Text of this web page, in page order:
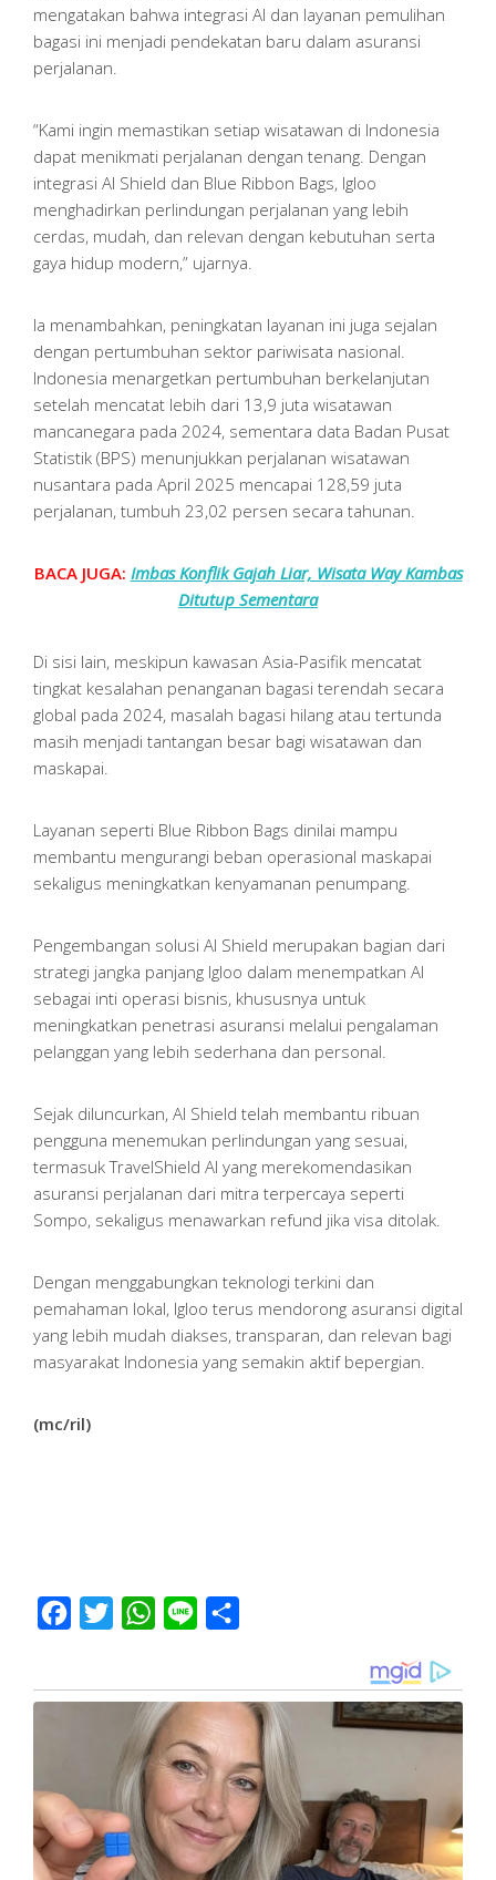
mengatakan bahwa integrasi AI dan layanan pemulihan
bagasi ini menjadi pendekatan baru dalam asuransi
perjalanan.
“Kami ingin memastikan setiap wisatawan di Indonesia
dapat menikmati perjalanan dengan tenang. Dengan
integrasi AI Shield dan Blue Ribbon Bags, Igloo
menghadirkan perlindungan perjalanan yang lebih
cerdas, mudah, dan relevan dengan kebutuhan serta
gaya hidup modern,” ujarnya.
Ia menambahkan, peningkatan layanan ini juga sejalan
dengan pertumbuhan sektor pariwisata nasional.
Indonesia menargetkan pertumbuhan berkelanjutan
setelah mencatat lebih dari 13,9 juta wisatawan
mancanegara pada 2024, sementara data Badan Pusat
Statistik (BPS) menunjukkan perjalanan wisatawan
nusantara pada April 2025 mencapai 128,59 juta
perjalanan, tumbuh 23,02 persen secara tahunan.
BACA JUGA: Imbas Konflik Gajah Liar, Wisata Way Kambas
Ditutup Sementara
Di sisi lain, meskipun kawasan Asia-Pasifik mencatat
tingkat kesalahan penanganan bagasi terendah secara
global pada 2024, masalah bagasi hilang atau tertunda
masih menjadi tantangan besar bagi wisatawan dan
maskapai.
Layanan seperti Blue Ribbon Bags dinilai mampu
membantu mengurangi beban operasional maskapai
sekaligus meningkatkan kenyamanan penumpang.
Pengembangan solusi AI Shield merupakan bagian dari
strategi jangka panjang Igloo dalam menempatkan AI
sebagai inti operasi bisnis, khususnya untuk
meningkatkan penetrasi asuransi melalui pengalaman
pelanggan yang lebih sederhana dan personal.
Sejak diluncurkan, AI Shield telah membantu ribuan
pengguna menemukan perlindungan yang sesuai,
termasuk TravelShield AI yang merekomendasikan
asuransi perjalanan dari mitra terpercaya seperti
Sompo, sekaligus menawarkan refund jika visa ditolak.
Dengan menggabungkan teknologi terkini dan
pemahaman lokal, Igloo terus mendorong asuransi digital
yang lebih mudah diakses, transparan, dan relevan bagi
masyarakat Indonesia yang semakin aktif bepergian.
(mc/ril)
Facebook
Twitter WhatsApp
Line